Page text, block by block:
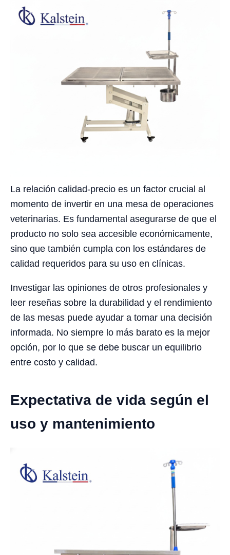
La relación calidad-precio es un factor crucial al
momento de invertir en una mesa de operaciones
veterinarias. Es fundamental asegurarse de que el
producto no solo sea accesible económicamente,
sino que también cumpla con los estándares de
calidad requeridos para su uso en clínicas.
Investigar las opiniones de otros profesionales y
leer reseñas sobre la durabilidad y el rendimiento
de las mesas puede ayudar a tomar una decisión
informada. No siempre lo más barato es la mejor
opción, por lo que se debe buscar un equilibrio
entre costo y calidad.
Expectativa de vida según el
uso y mantenimiento